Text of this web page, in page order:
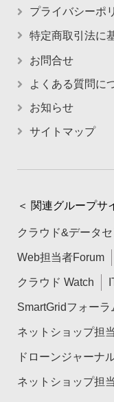
プライバシーポ
特定商取引法に
お問合せ
よくある質問に
お知らせ
サイトマップ
＜ 関連グループサ
クラウド&データ
Web担当者Forum
クラウド Watch
SmartGridフォーラ
ネットショップ担
ドローンジャーナ
ネットショップ担